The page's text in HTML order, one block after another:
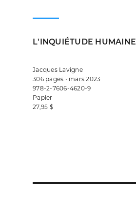
L'INQUIÉTUDE HUMAINE
Jacques Lavigne
306 pages • mars 2023
978-2-7606-4620-9
Papier
27,95 $